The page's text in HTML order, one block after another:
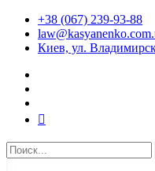
+38 (067) 239-93-88
Киев, ул.